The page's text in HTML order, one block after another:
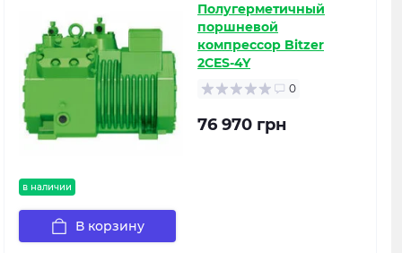
в наличии
Полугерметичный
поршневой
компрессор Bitzer
2CES-4Y
0
76 970 грн
В корзину